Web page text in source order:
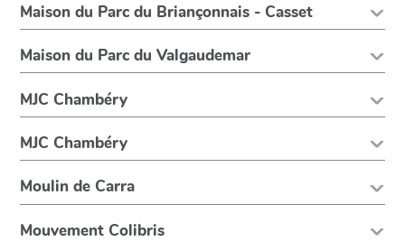
Maison du Parc du Briançonnais - Casset
Maison du Parc du Valgaudemar
MJC Chambéry
MJC Chambéry
Moulin de Carra
Mouvement Colibris